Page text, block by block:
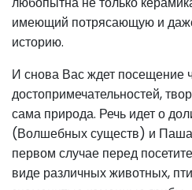
имеющий потрясающую и
историю.
И снова Вас ждет посещение
достопримечательностей,
сама природа. Речь идет о
(Волшебных существ) и
первом случае перед
виде различных животных,